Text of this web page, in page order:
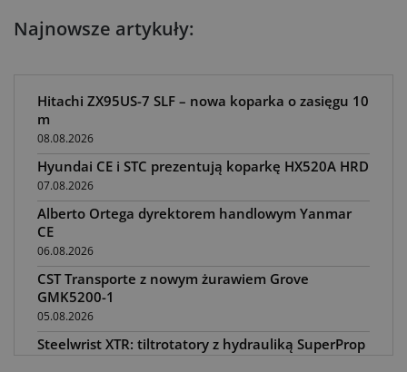
Najnowsze artykuły:
Hitachi ZX95US-7 SLF – nowa koparka o zasięgu 10
m
08.08.2026
Hyundai CE i STC prezentują koparkę HX520A HRD
07.08.2026
Alberto Ortega dyrektorem handlowym Yanmar
CE
06.08.2026
CST Transporte z nowym żurawiem Grove
GMK5200-1
05.08.2026
Steelwrist XTR: tiltrotatory z hydrauliką SuperProp